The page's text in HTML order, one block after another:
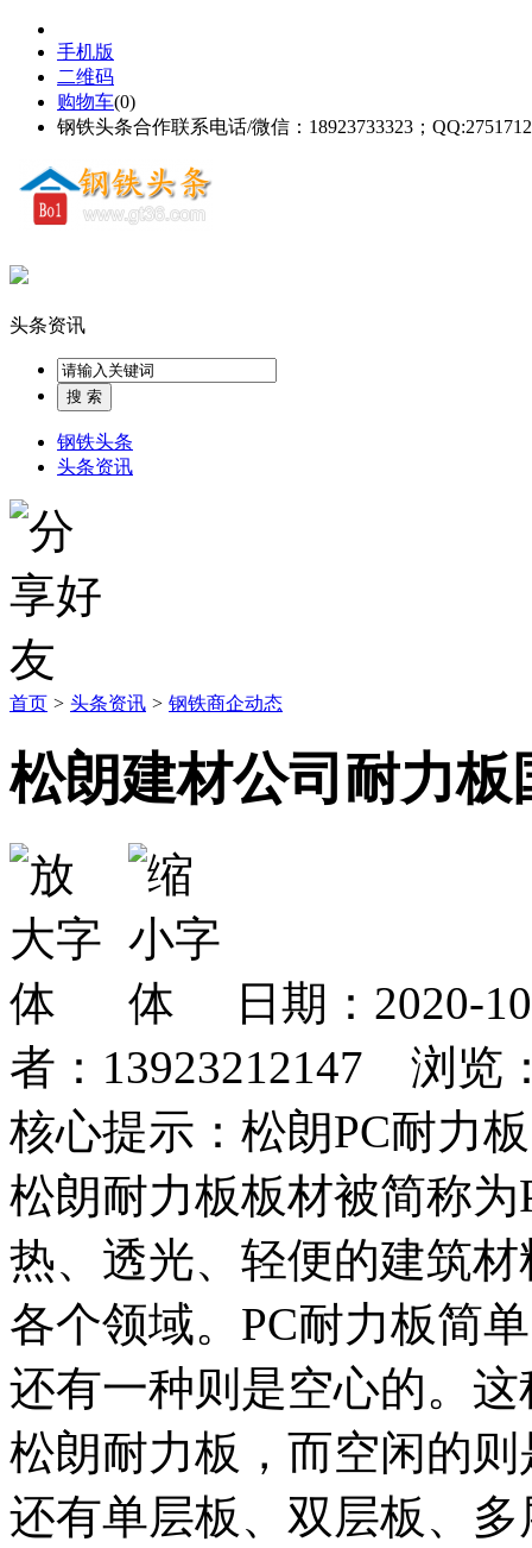
手机版
二维码
购物车(0)
钢铁头条合作联系电话/微信：18923733323；
头条资讯
钢铁头条
头条资讯
首页 > 头条资讯 > 钢铁商企动态
松朗建材公司耐力板
日期：2020-
者：13923212147 浏览
核心提示：松朗PC耐力
松朗耐力板板材被简称
热、透光、轻便的建筑
各个领域。PC耐力板简
还有一种则是空心的。
松朗耐力板，而空闲的
还有单层板、双层板、